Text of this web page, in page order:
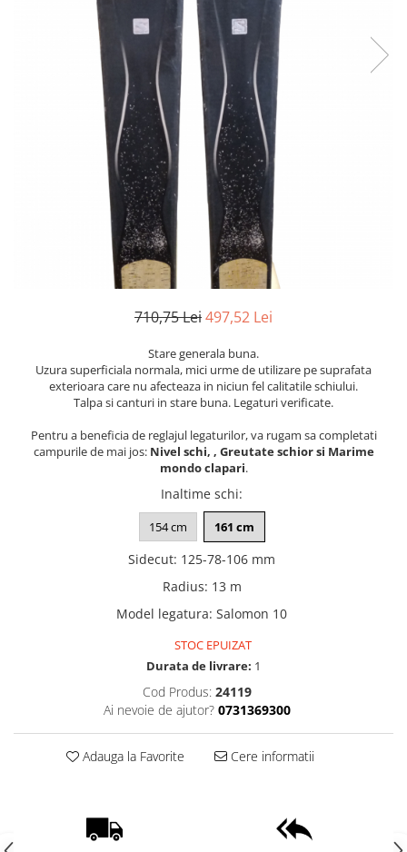
Bețe noi adulți
Bețe noi modele feminine
710,75 Lei497,52 Lei
Stare generala buna.
Uzura superficiala normala, mici urme de utilizare pe suprafata
exterioara care nu afecteaza in niciun fel calitatile schiului.
Talpa si canturi in stare buna. Legaturi verificate.
Pentru a beneficia de reglajul legaturilor, va rugam sa completati
campurile de mai jos: Nivel schi, , Greutate schior si Marime
mondo clapari.
Inaltime schi:
154 cm 161 cm
Sidecut: 125-78-106 mm
Radius: 13 m
Model legatura: Salomon 10
STOC EPUIZAT
Durata de livrare: 1
Cod Produs: 24119
Ai nevoie de ajutor? 0731369300
Adauga la Favorite Cere informatii